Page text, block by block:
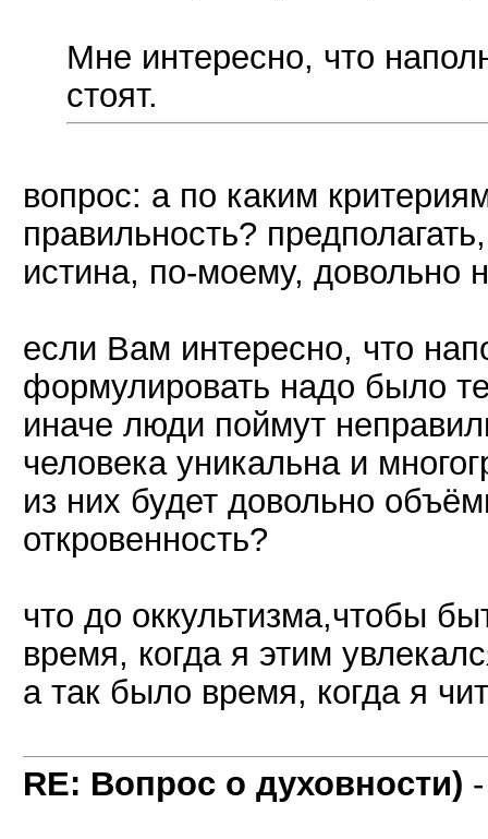
Мне интересно, что
стоят.
вопрос: а по каким
правильность?
истина, по-моему, довольно
если Вам интересно, что
формулировать надо было
иначе люди поймут
человека уникальна и
из них будет довольно
откровенность?
что до оккультизма,чтобы
время, когда я этим
а так было время, когда я
RE: Вопрос о духовности)